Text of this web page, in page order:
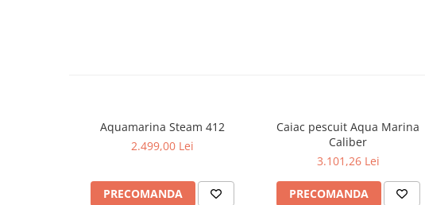
Aquamarina Steam 412
2.499,00 Lei
PRECOMANDA
Caiac pescuit Aqua Marina
Caliber
3.101,26 Lei
PRECOMANDA